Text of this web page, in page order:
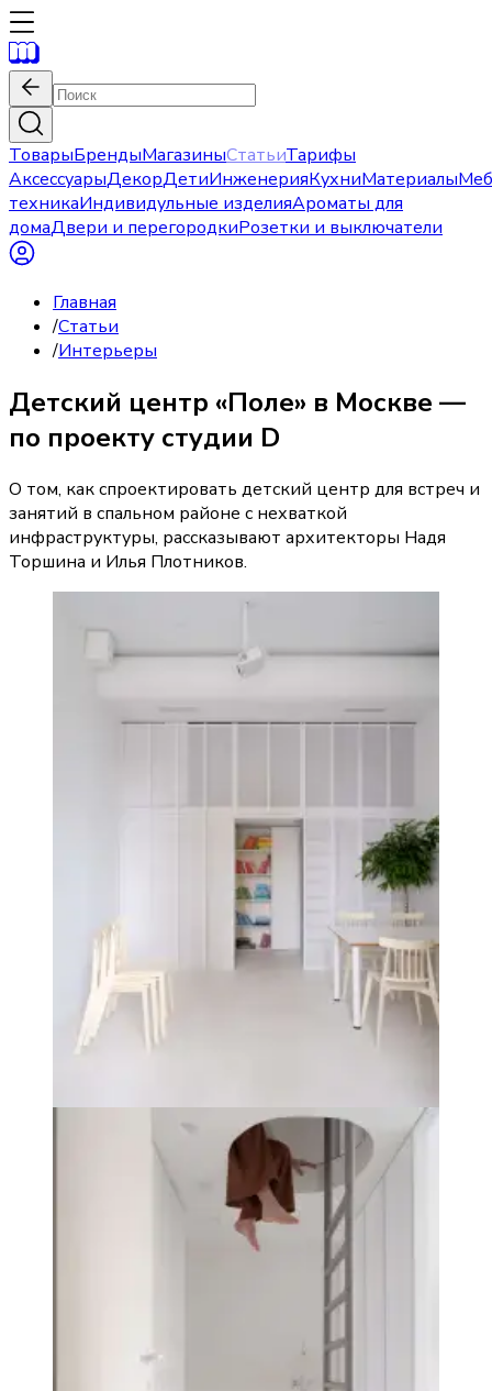
ТоварыБрендыМагазиныСтатьиТарифы
АксессуарыДекорДетиИнженерияКухниМатериалы
техникаИндивидульные изделияАроматы для
домаДвери и перегородкиРозетки и выключатели
Главная
/Статьи
/Интерьеры
Детский центр «Поле» в Москве —
по проекту студии D
О том, как спроектировать детский центр для встреч и
занятий в спальном районе с нехваткой
инфраструктуры, рассказывают архитекторы Надя
Торшина и Илья Плотников.